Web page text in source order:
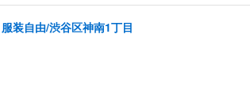
装自由/渋谷区神南1丁目